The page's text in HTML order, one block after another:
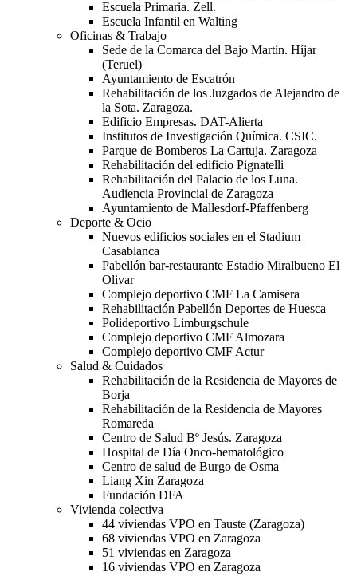
Escuela Primaria. Zell.
Escuela Infantil en Walting
Oficinas & Trabajo
Sede de la Comarca del Bajo Martín. Híjar
(Teruel)
Ayuntamiento de Escatrón
Rehabilitación de los Juzgados de Alejandro de
la Sota. Zaragoza.
Edificio Empresas. DAT-Alierta
Institutos de Investigación Química. CSIC.
Parque de Bomberos La Cartuja. Zaragoza
Rehabilitación del edificio Pignatelli
Rehabilitación del Palacio de los Luna.
Audiencia Provincial de Zaragoza
Ayuntamiento de Mallesdorf-Pfaffenberg
Deporte & Ocio
Nuevos edificios sociales en el Stadium
Casablanca
Pabellón bar-restaurante Estadio Miralbueno El
Olivar
Complejo deportivo CMF La Camisera
Rehabilitación Pabellón Deportes de Huesca
Polideportivo Limburgschule
Complejo deportivo CMF Almozara
Complejo deportivo CMF Actur
Salud & Cuidados
Rehabilitación de la Residencia de Mayores de
Borja
Rehabilitación de la Residencia de Mayores
Romareda
Centro de Salud Bº Jesús. Zaragoza
Hospital de Día Onco-hematológico
Centro de salud de Burgo de Osma
Liang Xin Zaragoza
Fundación DFA
Vivienda colectiva
44 viviendas VPO en Tauste (Zaragoza)
68 viviendas VPO en Zaragoza
51 viviendas en Zaragoza
16 viviendas VPO en Zaragoza